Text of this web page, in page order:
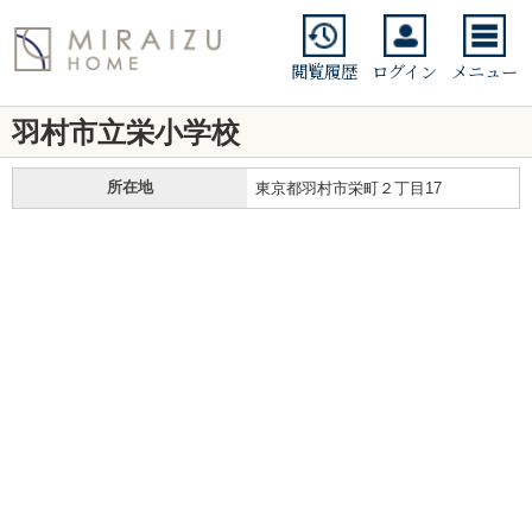
閲覧履歴 ログイン メニュー
羽村市立栄小学校
所在地 東京都羽村市栄町２丁目17